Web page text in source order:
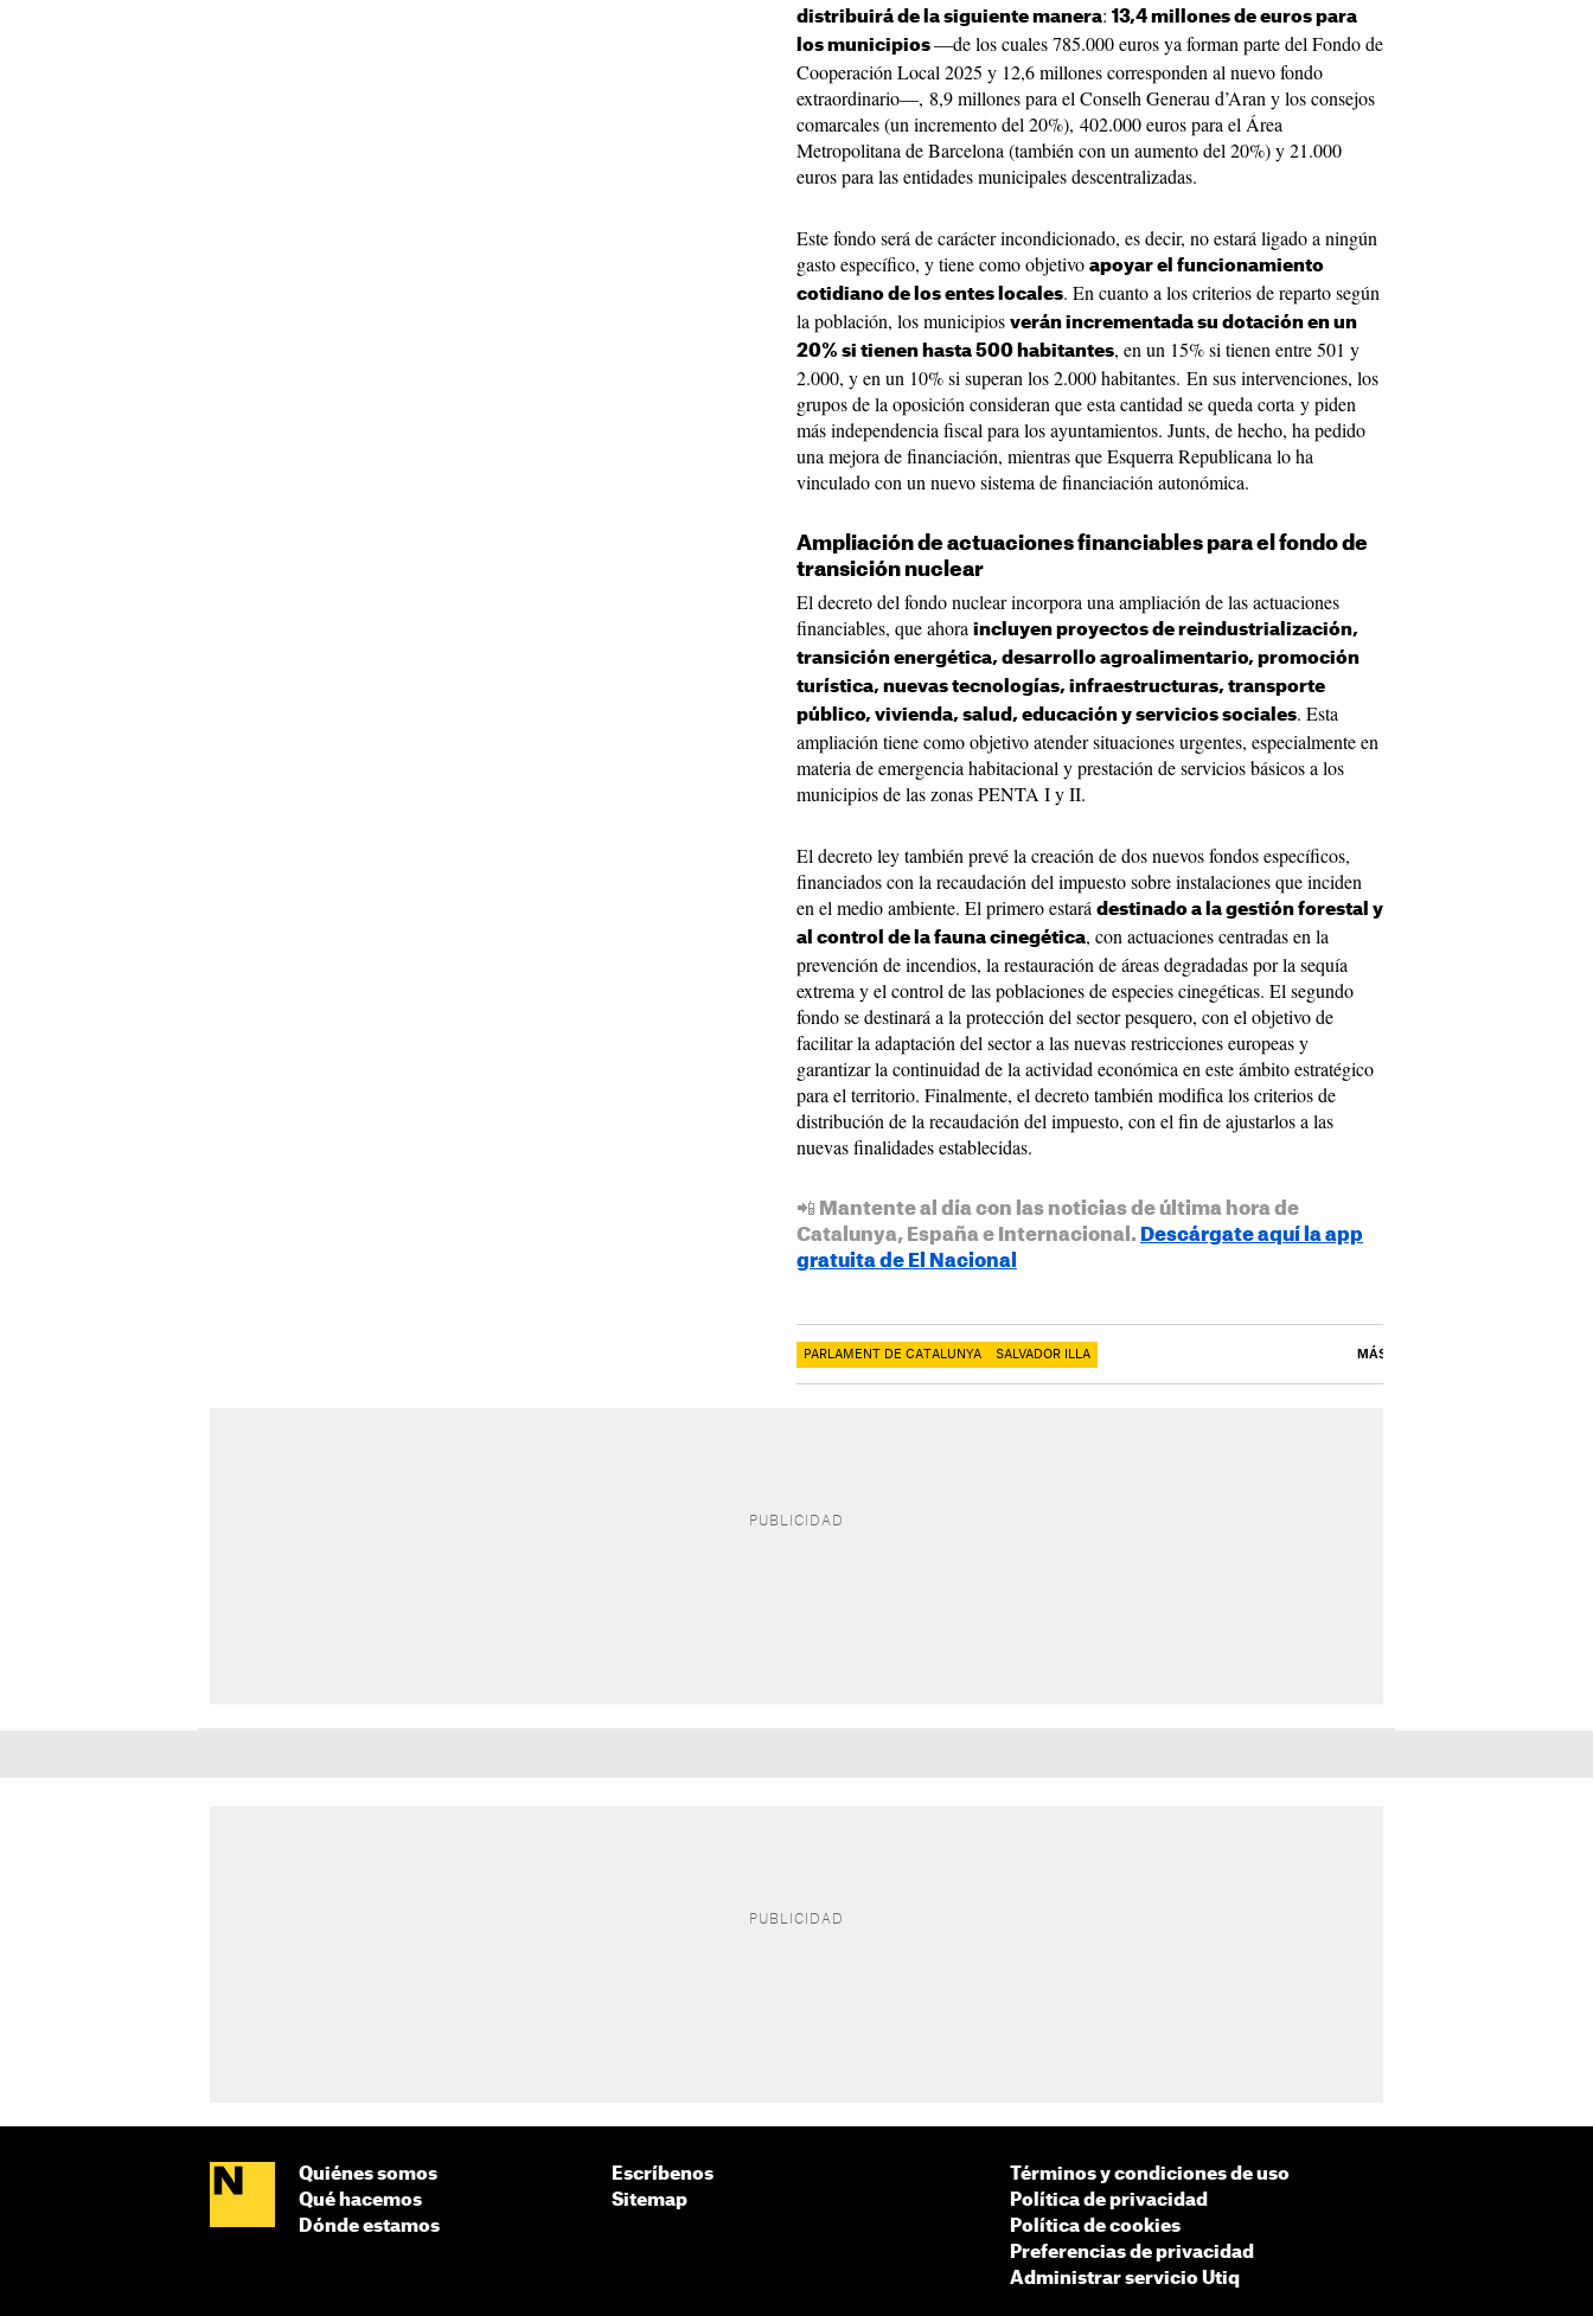
distribuirá de la siguiente manera: 13,4 millones de euros para
los municipios —de los cuales 785.000 euros ya forman parte del Fondo de
Cooperación Local 2025 y 12,6 millones corresponden al nuevo fondo
extraordinario—, 8,9 millones para el Conselh Generau d’Aran y los consejos
comarcales (un incremento del 20%), 402.000 euros para el Área
Metropolitana de Barcelona (también con un aumento del 20%) y 21.000
euros para las entidades municipales descentralizadas.
Este fondo será de carácter incondicionado, es decir, no estará ligado a ningún
gasto específico, y tiene como objetivo apoyar el funcionamiento
cotidiano de los entes locales. En cuanto a los criterios de reparto según
la población, los municipios verán incrementada su dotación en un
20% si tienen hasta 500 habitantes, en un 15% si tienen entre 501 y
2.000, y en un 10% si superan los 2.000 habitantes. En sus intervenciones, los
grupos de la oposición consideran que esta cantidad se queda corta y piden
más independencia fiscal para los ayuntamientos. Junts, de hecho, ha pedido
una mejora de financiación, mientras que Esquerra Republicana lo ha
vinculado con un nuevo sistema de financiación autonómica.
Ampliación de actuaciones financiables para el fondo de
transición nuclear
El decreto del fondo nuclear incorpora una ampliación de las actuaciones
financiables, que ahora incluyen proyectos de reindustrialización,
transición energética, desarrollo agroalimentario, promoción
turística, nuevas tecnologías, infraestructuras, transporte
público, vivienda, salud, educación y servicios sociales. Esta
ampliación tiene como objetivo atender situaciones urgentes, especialmente en
materia de emergencia habitacional y prestación de servicios básicos a los
municipios de las zonas PENTA I y II.
El decreto ley también prevé la creación de dos nuevos fondos específicos,
financiados con la recaudación del impuesto sobre instalaciones que inciden
en el medio ambiente. El primero estará destinado a la gestión forestal y
al control de la fauna cinegética, con actuaciones centradas en la
prevención de incendios, la restauración de áreas degradadas por la sequía
extrema y el control de las poblaciones de especies cinegéticas. El segundo
fondo se destinará a la protección del sector pesquero, con el objetivo de
facilitar la adaptación del sector a las nuevas restricciones europeas y
garantizar la continuidad de la actividad económica en este ámbito estratégico
para el territorio. Finalmente, el decreto también modifica los criterios de
distribución de la recaudación del impuesto, con el fin de ajustarlos a las
nuevas finalidades establecidas.
📲 Mantente al día con las noticias de última hora de
Catalunya, España e Internacional. Descárgate aquí la app
gratuita de El Nacional
PARLAMENT DE CATALUNYA SALVADOR ILLA MÁS
Quiénes somos
Qué hacemos
Dónde estamos
Escríbenos
Sitemap
Términos y condiciones de uso
Política de privacidad
Política de cookies
Preferencias de privacidad
Administrar servicio Utiq